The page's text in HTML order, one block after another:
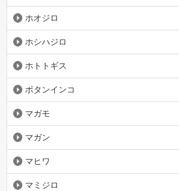
ホオジロ
ホシハジロ
ホトトギス
ボタンインコ
マガモ
マガン
マヒワ
マミジロ